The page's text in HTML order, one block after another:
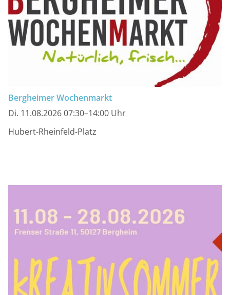
Bergheimer Wochenmarkt
Di. 11.08.2026 07:30–14:00 Uhr
Hubert-Rheinfeld-Platz